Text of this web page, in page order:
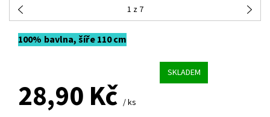
1 z 7
100% bavlna, šíře 110 cm
SKLADEM
28,90 Kč / ks